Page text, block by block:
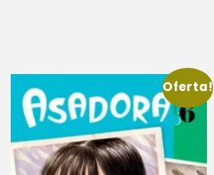
Oferta!